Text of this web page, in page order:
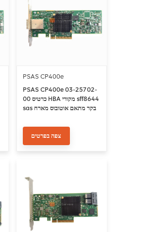
PSAS CP400e
PSAS CP400e 03-25702-
00 כרטיס HBA מקורי sff8644
sas בקר מתאם אוטובוס מארח
צפה בפרטים